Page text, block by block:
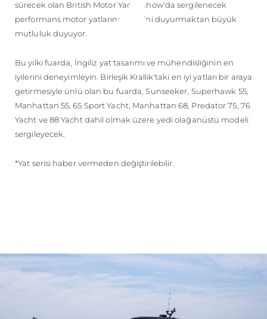
sürecek olan British Motor Yacht Show'da sergilenecek
performans motor yatlarının serisini duyurmaktan büyük
mutluluk duyuyor.
Bu yılki fuarda, İngiliz yat tasarımı ve mühendisliğinin en
iyilerini deneyimleyin. Birleşik Krallık'taki en iyi yatları bir araya
getirmesiyle ünlü olan bu fuarda, Sunseeker, Superhawk 55,
Manhattan 55, 65 Sport Yacht, Manhattan 68, Predator 75, 76
Yacht ve 88 Yacht dahil olmak üzere yedi olağanüstü modeli
sergileyecek.
*Yat serisi haber vermeden değiştirilebilir.